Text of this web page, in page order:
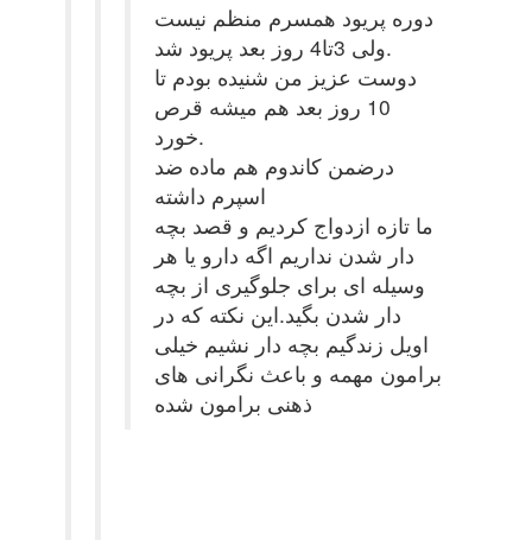
دوره پریود همسرم منظم نیست
ولی 3تا4 روز بعد پریود شد.
دوست عزیز من شنیده بودم تا
10 روز بعد هم میشه قرص
خورد.
درضمن کاندوم هم ماده ضد
اسپرم داشته
ما تازه ازدواج کردیم و قصد بچه
دار شدن نداریم اگه دارو یا هر
وسیله ای برای جلوگیری از بچه
دار شدن بگید.این نکته که در
اویل زندگیم بچه دار نشیم خیلی
برامون مهمه و باعث نگرانی های
ذهنی برامون شده